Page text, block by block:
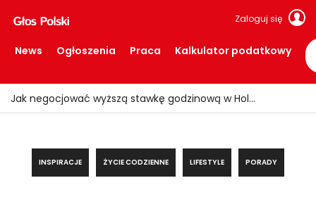
Zaloguj się
News Ogłoszenia Praca Kalkulator podatkowy
Ogień znów uderzył w Limburgii! Pociągi ruszyły, ale teren nadal zamknięty
INSPIRACJE ŻYCIE CODZIENNE LIFESTYLE PORADY